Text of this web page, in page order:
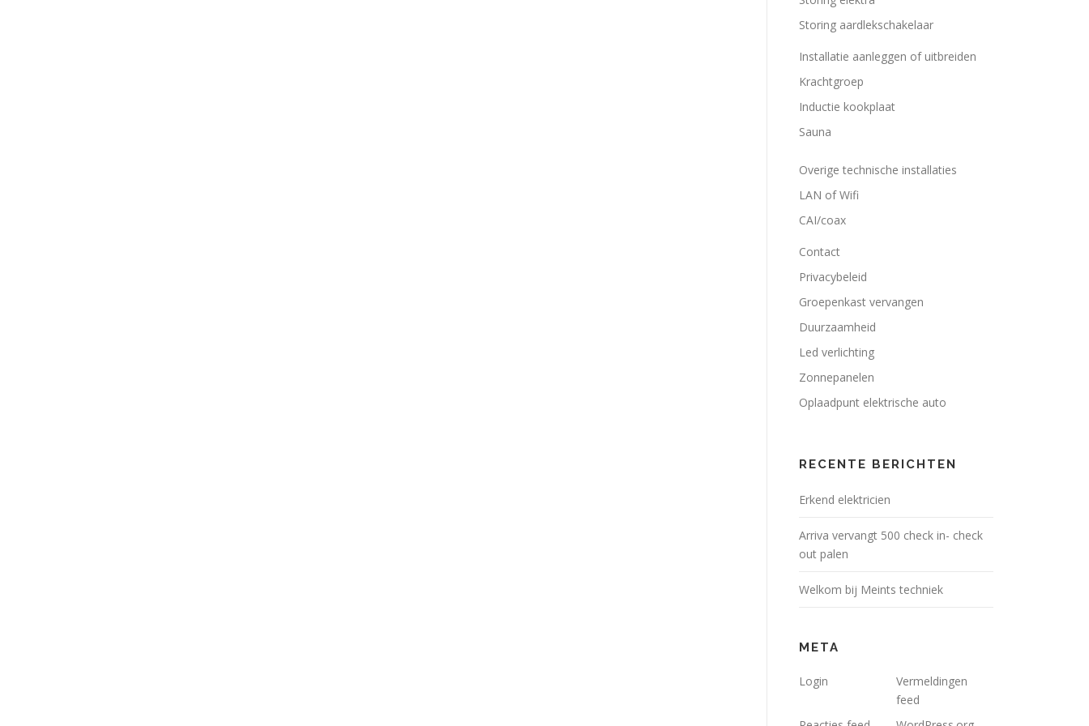
Storing aardlekschakelaar
Installatie aanleggen of uitbreiden
Krachtgroep
Inductie kookplaat
Sauna
Overige technische installaties
LAN of Wifi
CAI/coax
Contact
Privacybeleid
Groepenkast vervangen
Duurzaamheid
Led verlichting
Zonnepanelen
Oplaadpunt elektrische auto
RECENTE BERICHTEN
Erkend elektricien
Arriva vervangt 500 check in- check
out palen
Welkom bij Meints techniek
META
Login
Vermeldingen
feed